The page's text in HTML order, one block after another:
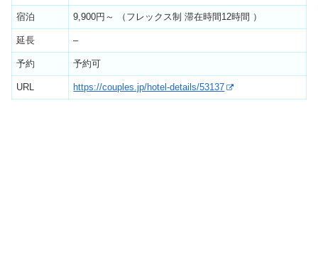
宿泊 9,900円～ （フレックス制 滞在時間12時間 ）
延長 –
予約 予約可
URL https://couples.jp/hotel-details/53137